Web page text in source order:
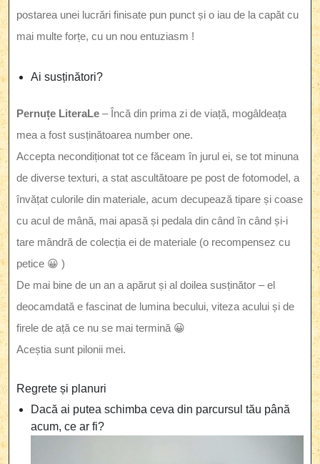
postarea unei lucrări finisate pun punct și o iau de la capăt cu
mai multe forțe, cu un nou entuziasm !
Ai susținători?
Pernuțe LiteraLe – Încă din prima zi de viață, mogâldeața
mea a fost susținătoarea number one.
Accepta necondiționat tot ce făceam în jurul ei, se tot minuna
de diverse texturi, a stat ascultătoare pe post de fotomodel, a
învățat culorile din materiale, acum decupează tipare și coase
cu acul de mână, mai apasă și pedala din când în când și-i
tare mândră de colecția ei de materiale (o recompensez cu
petice 😀 )
De mai bine de un an a apărut și al doilea susținător – el
deocamdată e fascinat de lumina becului, viteza acului și de
firele de ață ce nu se mai termină 😀
Aceștia sunt pilonii mei.
Regrete și planuri
Dacă ai putea schimba ceva din parcursul tău până
acum, ce ar fi?